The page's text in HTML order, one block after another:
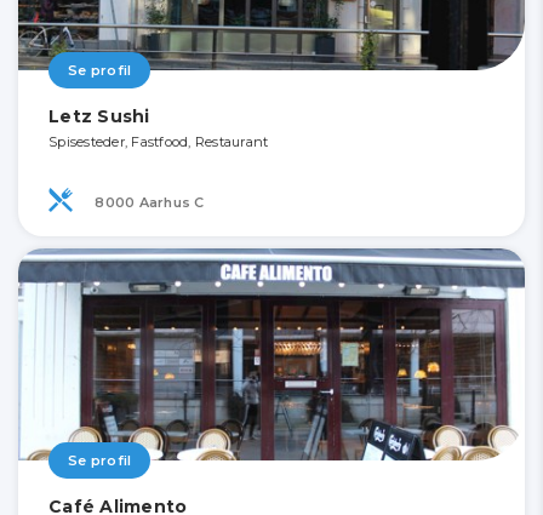
Se profil
Letz Sushi
Spisesteder, Fastfood, Restaurant
8000 Aarhus C
Se profil
Café Alimento